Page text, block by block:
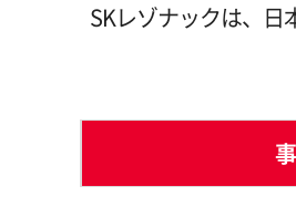
SKレゾナックは、